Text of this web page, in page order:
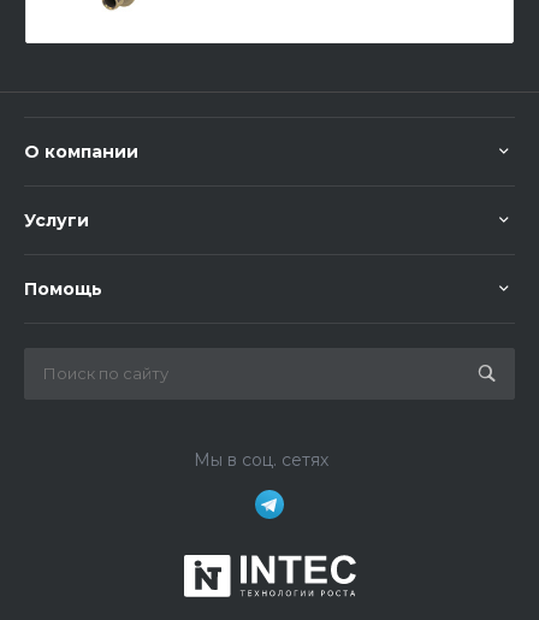
О компании
Услуги
Помощь
Мы в соц. сетях